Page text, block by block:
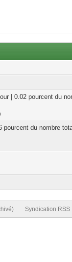
| 0.02 pourcent du
pourcent du nombre
Syndication RSS